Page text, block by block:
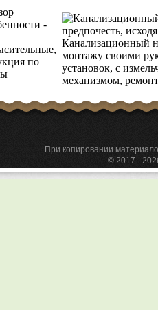
по
Канализационный
монтажу своими
установок, с
механизмом,
При копировании
© 2017 -